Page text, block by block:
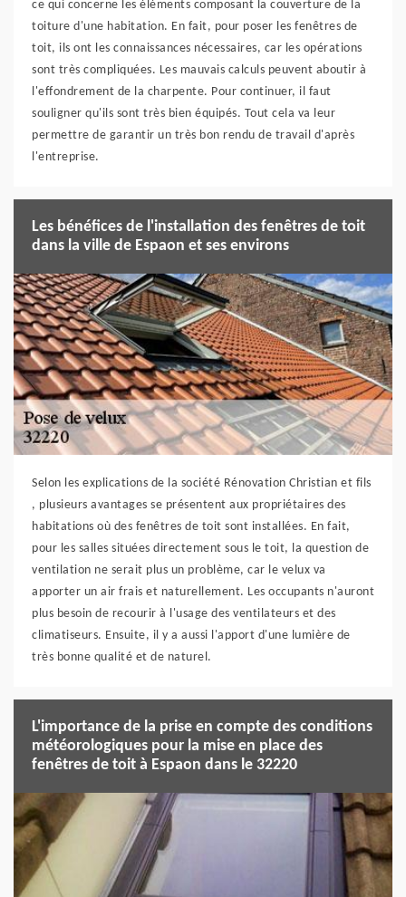
ce qui concerne les éléments composant la couverture de la
toiture d'une habitation. En fait, pour poser les fenêtres de
toit, ils ont les connaissances nécessaires, car les opérations
sont très compliquées. Les mauvais calculs peuvent aboutir à
l'effondrement de la charpente. Pour continuer, il faut
souligner qu'ils sont très bien équipés. Tout cela va leur
permettre de garantir un très bon rendu de travail d'après
l'entreprise.
Les bénéfices de l'installation des fenêtres de toit
dans la ville de Espaon et ses environs
Selon les explications de la société Rénovation Christian et fils
, plusieurs avantages se présentent aux propriétaires des
habitations où des fenêtres de toit sont installées. En fait,
pour les salles situées directement sous le toit, la question de
ventilation ne serait plus un problème, car le velux va
apporter un air frais et naturellement. Les occupants n'auront
plus besoin de recourir à l'usage des ventilateurs et des
climatiseurs. Ensuite, il y a aussi l'apport d'une lumière de
très bonne qualité et de naturel.
L'importance de la prise en compte des conditions
météorologiques pour la mise en place des
fenêtres de toit à Espaon dans le 32220